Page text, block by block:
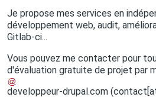
Je propose mes services en
développement web, audit,
Gitlab-ci...
Vous pouvez me contacter pour
d'évaluation gratuite de projet par
developpeur-drupal .com